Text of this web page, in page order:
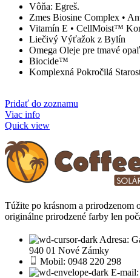
Vôňa: Egreš.
Zmes Biosine Complex •
Vitamín E • CellMoist™
Liečivý Výťažok z Bylín
Omega Oleje pre tmavé
Biocide™
Komplexná Pokročilá
Pridať do zoznamu
Viac info
Quick view
Túžite po krásnom a prirodzenom
originálne prirodzené farby len
Adresa:
940 01 Nové Zámky
Mobil: 0948 220 298
E-